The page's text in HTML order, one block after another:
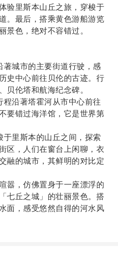
验里斯本山丘之旅，穿梭于
。最后，搭乘黄色游船游览
景色，绝对不容错过。
著城市的主要街道行驶，感
史中心前往贝伦的古迹。行
贝伦塔和航海纪念碑。
沿著塔霍河从市中心前往
要错过海洋馆，它是世界第
里斯本的山丘之间，探索
区，人们在窗台上闲聊，衣
融的城市，其鲜明的对比定
嚣，仿佛置身于一座漂浮的
七丘之城」的壮丽景色。搭
面，感受悠然自得的河水风